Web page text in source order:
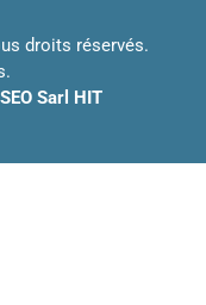
droits réservés.
.
SEO Sarl HIT